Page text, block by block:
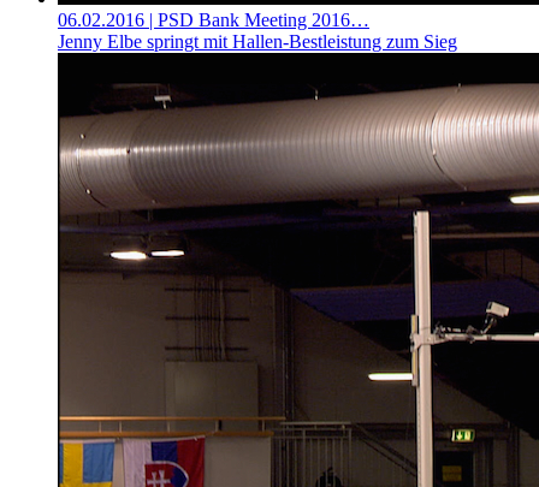
06.02.2016 | PSD Bank Meeting 2016…
Jenny Elbe springt mit Hallen-Bestleistung zum Sieg